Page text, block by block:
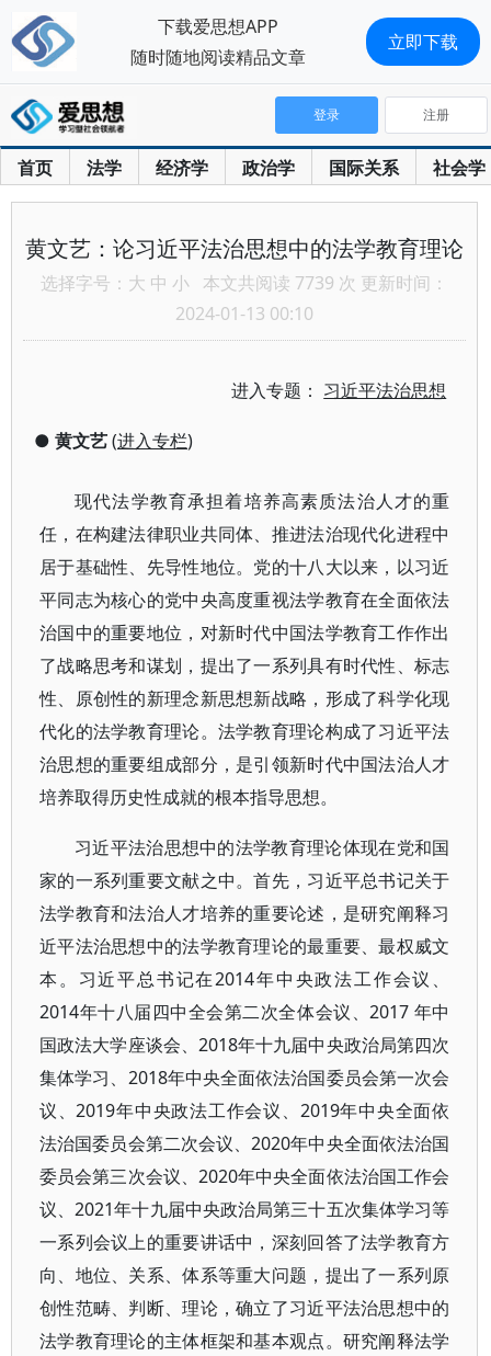
首页 法学 经济学 政治学 国际关系 社会学
登录 注册
黄文艺：论习近平法治思想中的法学教育理论
选择字号： 大 中 小 本文共阅读 7739 次 更新时间：
2024-01-13 00:10
进入专题： 习近平法治思想
● 黄文艺(进入专栏)
现代法学教育承担着培养高素质法治人才的重
任，在构建法律职业共同体、推进法治现代化进程中
居于基础性、先导性地位。党的十八大以来，以习近
平同志为核心的党中央高度重视法学教育在全面依法
治国中的重要地位，对新时代中国法学教育工作作出
了战略思考和谋划，提出了一系列具有时代性、标志
性、原创性的新理念新思想新战略，形成了科学化现
代化的法学教育理论。法学教育理论构成了习近平法
治思想的重要组成部分，是引领新时代中国法治人才
培养取得历史性成就的根本指导思想。
习近平法治思想中的法学教育理论体现在党和国
家的一系列重要文献之中。首先，习近平总书记关于
法学教育和法治人才培养的重要论述，是研究阐释习
近平法治思想中的法学教育理论的最重要、最权威文
本。习近平总书记在2014年中央政法工作会议、
2014年十八届四中全会第二次全体会议、2017 年中
国政法大学座谈会、2018年十九届中央政治局第四次
集体学习、2018年中央全面依法治国委员会第一次会
议、2019年中央政法工作会议、2019年中央全面依
法治国委员会第二次会议、2020年中央全面依法治国
委员会第三次会议、2020年中央全面依法治国工作会
议、2021年十九届中央政治局第三十五次集体学习等
一系列会议上的重要讲话中，深刻回答了法学教育方
向、地位、关系、体系等重大问题，提出了一系列原
创性范畴、判断、理论，确立了习近平法治思想中的
法学教育理论的主体框架和基本观点。研究阐释法学
下载爱思想APP
随时随地阅读精品文章
立即下载